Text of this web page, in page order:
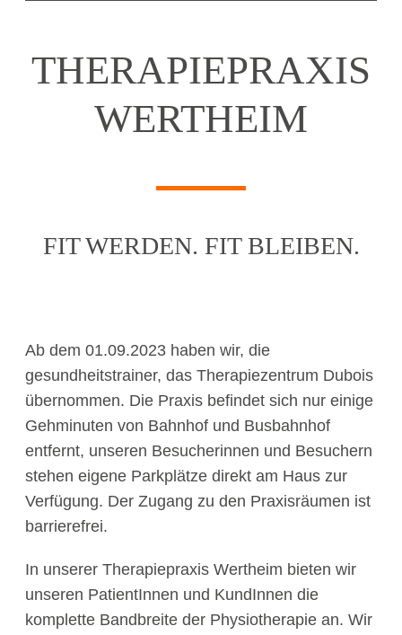
THERAPIE­PRAXIS
WERTHEIM
FIT WERDEN. FIT BLEIBEN.
Ab dem 01.09.2023 haben wir, die
gesundheitstrainer, das Therapiezentrum Dubois
übernommen. Die Praxis befindet sich nur einige
Gehminuten von Bahnhof und Busbahnhof
entfernt, unseren Besucherinnen und Besuchern
stehen eigene Parkplätze direkt am Haus zur
Verfügung. Der Zugang zu den Praxisräumen ist
barrierefrei.
In unserer Therapiepraxis Wertheim bieten wir
unseren PatientInnen und KundInnen die
komplette Bandbreite der Physiotherapie an. Wir